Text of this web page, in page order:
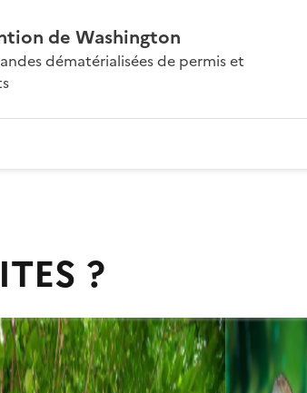
de Washington
dématérialisées de permis et
?